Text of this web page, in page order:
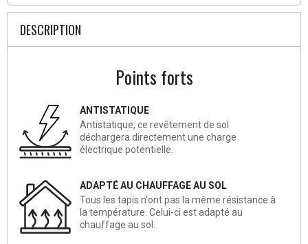
DESCRIPTION
Points forts
ANTISTATIQUE
Antistatique, ce revêtement de sol
déchargera directement une charge
électrique potentielle.
ADAPTÉ AU CHAUFFAGE AU SOL
Tous les tapis n‘ont pas la même résistance à
la température. Celui-ci est adapté au
chauffage au sol.